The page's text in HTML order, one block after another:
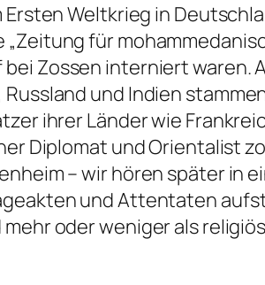
Ersten Weltkrieg in
„Zeitung für
Zossen interniert waren.
und Indien
ihrer Länder wie
Diplomat und Orientalist
– wir hören später in
und Attentaten
oder weniger als